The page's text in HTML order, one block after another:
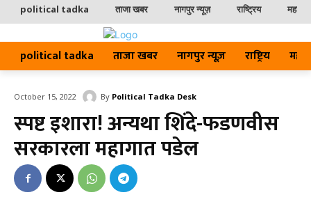
political tadka ताजा खबर नागपुर न्यूज़ राष्ट्रिय
political tadka ताजा खबर नागपुर न्यूज़ राष्ट्रिय
October 15, 2022 By Political Tadka Desk
स्पष्ट इशारा! अन्यथा शिंदे-फडणवीस
सरकारला महागात पडेल